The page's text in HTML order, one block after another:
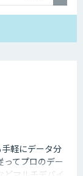
軽にデータ分
てプロのデー